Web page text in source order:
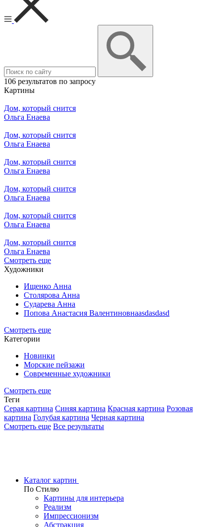
106 результатов по запросу
Картины
Дом, который снится
Ольга Енаева
Дом, который снится
Ольга Енаева
Дом, который снится
Ольга Енаева
Дом, который снится
Ольга Енаева
Дом, который снится
Ольга Енаева
Дом, который снится
Ольга Енаева
Смотреть еще
Художники
Ищенко Анна
Столярова Анна
Сударева Анна
Попова Анастасия Валентиновнаasdasdasd
Смотреть еще
Категории
Новинки
Морские пейзажи
Современные художники
Смотреть еще
Теги
Серая картина Синяя картина Красная картина Розовая
картина Голубая картина Черная картина
Смотреть еще Все результаты
Каталог картин
По Стилю
Картины для интерьера
Реализм
Импрессионизм
Абстракция